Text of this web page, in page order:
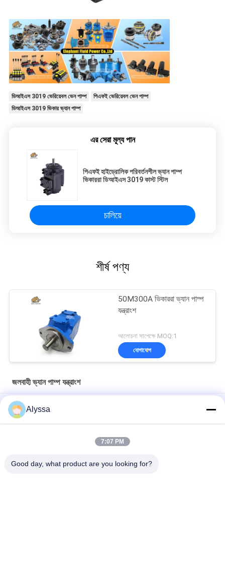
ডিআইএস 3019 ভেরিয়েবল ভেন পাম্প
পিএফই ভেরিয়েবল ভেন পাম্প
ডিআইএস 3019 ভিকার ভ্যান পাম্প
এর সেরা মূল্য পান
পিএফই হাইড্রোলিক পরিবর্তনশীল ভ্যান পাম্প
ভিকাররা ডিআইএস 3019 কাস্ট স্টিল
চালিয়ে
শীর্ষ পণ্য
50M300A ভিকাররা ভ্যান পাম্প
যন্ত্রাংশ
আলোচনা সাপেক্ষে MOQ:1
যোগাযোগ
জলবাহী ভ্যান পাম্প যন্ত্রাংশ
ইটন ভিকার্স এম সিরিজ ভেইন মোটর ৪৬এম১৮৫এ১সি২০ প্রতিস্থাপন
ইটন ভিকার্স এম সিরিজ ভেইন মোটর 36M115A 11C20 / ড্যানফোস 312072-3
Alyssa
7:07 PM
Good day, what product are you looking for?